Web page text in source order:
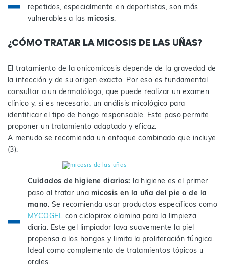
repetidos, especialmente en deportistas, son más
vulnerables a lasmicosis.
¿CÓMO TRATAR LA MICOSIS DE LAS UÑAS?
El tratamiento de la onicomicosis depende de la gravedad de
la infección y de su origen exacto. Por eso es fundamental
consultar a un dermatólogo, que puede realizar un examen
clínico y, si es necesario, un análisis micológico para
identificar el tipo de hongo responsable. Este paso permite
proponer un tratamiento adaptado y eficaz.
A menudo se recomienda un enfoque combinado que incluye
(3):
Cuidados de higiene diarios: la higiene es el primer
paso al tratar una micosis en la uña del pie o de la
mano. Se recomienda usar productos específicos como
MYCOGEL con ciclopirox olamina para la limpieza
diaria. Este gel limpiador lava suavemente la piel
propensa a los hongos y limita la proliferación fúngica.
Ideal como complemento de tratamientos tópicos u
orales.